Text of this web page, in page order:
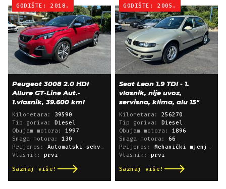
GODIŠTE: 2018.
Peugeot 3008 2.0 HDI
Allure GT-Line Aut.-
1.vlasnik, 39.600 km!
Kilometara: 39590
Tip goriva:
Diesel
Obujam motora: 1997
Snaga motora: 130
Prijenos: Automatski sekvencijski
Vlasnik: prvi
Saznaj više!
GODIŠTE: 2005.
Seat Leon 1.9 TDI - 1.
vlasnik, nije uvoz,
servisna, klima, alu 15"
Kilometara: 256270
Tip goriva:
Diesel
Obujam motora: 1896
Snaga motora: 66
Prijenos:
Mehanički mjenjač
Vlasnik: prvi
Saznaj više!